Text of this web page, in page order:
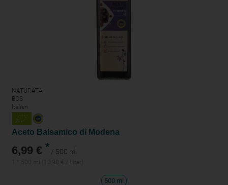
NATURATA
BCS
Italien
Aceto Balsamico di Modena
6,99 € * / 500 ml
500 ml